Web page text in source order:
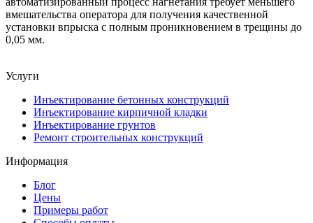
вмешательства оператора для получения качественной
установки впрыска с полным проникновением в трещины до
0,05 мм.
Услуги
Инъектирование бетонных конструкций
Инъектирование кирпичной кладки
Инъектирование грунтов
Ремонт строительных конструкций
Информация
Блог
Цены
Примеры работ